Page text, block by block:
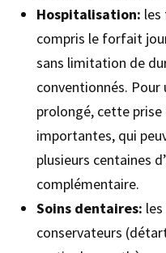
Hospitalisation: les
compris le forfait
sans limitation de
conventionnés.
prolongé, cette
importantes, qui
plusieurs centaines
complémentaire.
Soins dentaires:
conservateurs